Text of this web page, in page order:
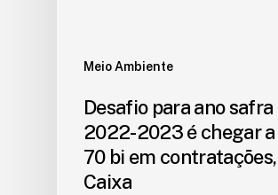
Meio Ambiente
Desafio para ano safra
2022-2023 é chegar
70 bi em
Caixa